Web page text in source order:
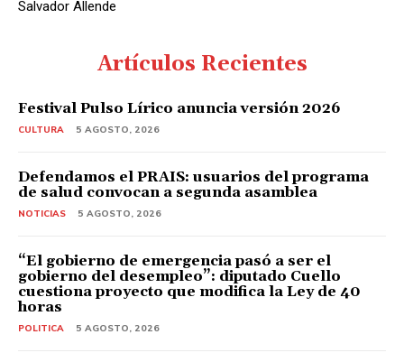
Salvador Allende
Artículos Recientes
Festival Pulso Lírico anuncia versión 2026
CULTURA 5 AGOSTO, 2026
Defendamos el PRAIS: usuarios del programa
de salud convocan a segunda asamblea
NOTICIAS 5 AGOSTO, 2026
“El gobierno de emergencia pasó a ser el
gobierno del desempleo”: diputado Cuello
cuestiona proyecto que modifica la Ley de 40
horas
POLITICA 5 AGOSTO, 2026